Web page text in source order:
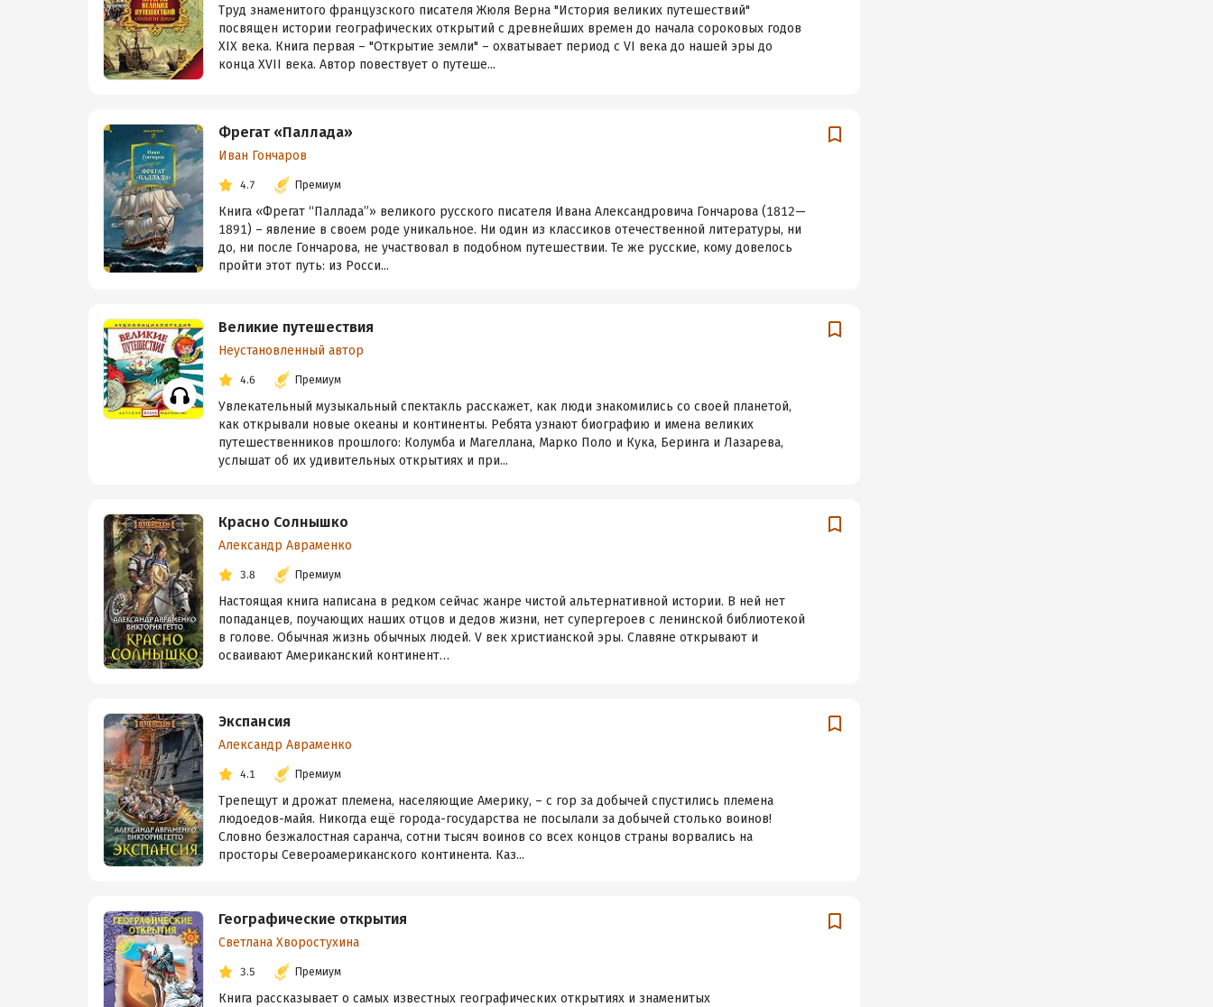
Труд знаменитого французского писателя Жюля Верна "История великих путешествий"
посвящен истории географических открытий с древнейших времен до начала сороковых годов
XIX века. Книга первая – "Открытие земли" – охватывает период с VI века до нашей эры до
конца XVII века. Автор повествует о путеше...
Фрегат «Паллада»
Иван Гончаров
4.7 Премиум
Книга «Фрегат “Паллада”» великого русского писателя Ивана Александровича Гончарова (1812—
1891) – явление в своем роде уникальное. Ни один из классиков отечественной литературы, ни
до, ни после Гончарова, не участвовал в подобном путешествии. Те же русские, кому довелось
пройти этот путь: из Росси...
Великие путешествия
Неустановленный автор
4.6 Премиум
Увлекательный музыкальный спектакль расскажет, как люди знакомились со своей планетой,
как открывали новые океаны и континенты. Ребята узнают биографию и имена великих
путешественников прошлого: Колумба и Магеллана, Марко Поло и Кука, Беринга и Лазарева,
услышат об их удивительных открытиях и при...
Красно Солнышко
Александр Авраменко
3.8 Премиум
Настоящая книга написана в редком сейчас жанре чистой альтернативной истории. В ней нет
попаданцев, поучающих наших отцов и дедов жизни, нет супергероев с ленинской библиотекой
в голове. Обычная жизнь обычных людей. V век христианской эры. Славяне открывают и
осваивают Американский континент…
Экспансия
Александр Авраменко
4.1 Премиум
Трепещут и дрожат племена, населяющие Америку, – с гор за добычей спустились племена
людоедов-майя. Никогда ещё города-государства не посылали за добычей столько воинов!
Словно безжалостная саранча, сотни тысяч воинов со всех концов страны ворвались на
просторы Североамериканского континента. Каз...
Географические открытия
Светлана Хворостухина
3.5 Премиум
Книга рассказывает о самых известных географических открытиях и знаменитых